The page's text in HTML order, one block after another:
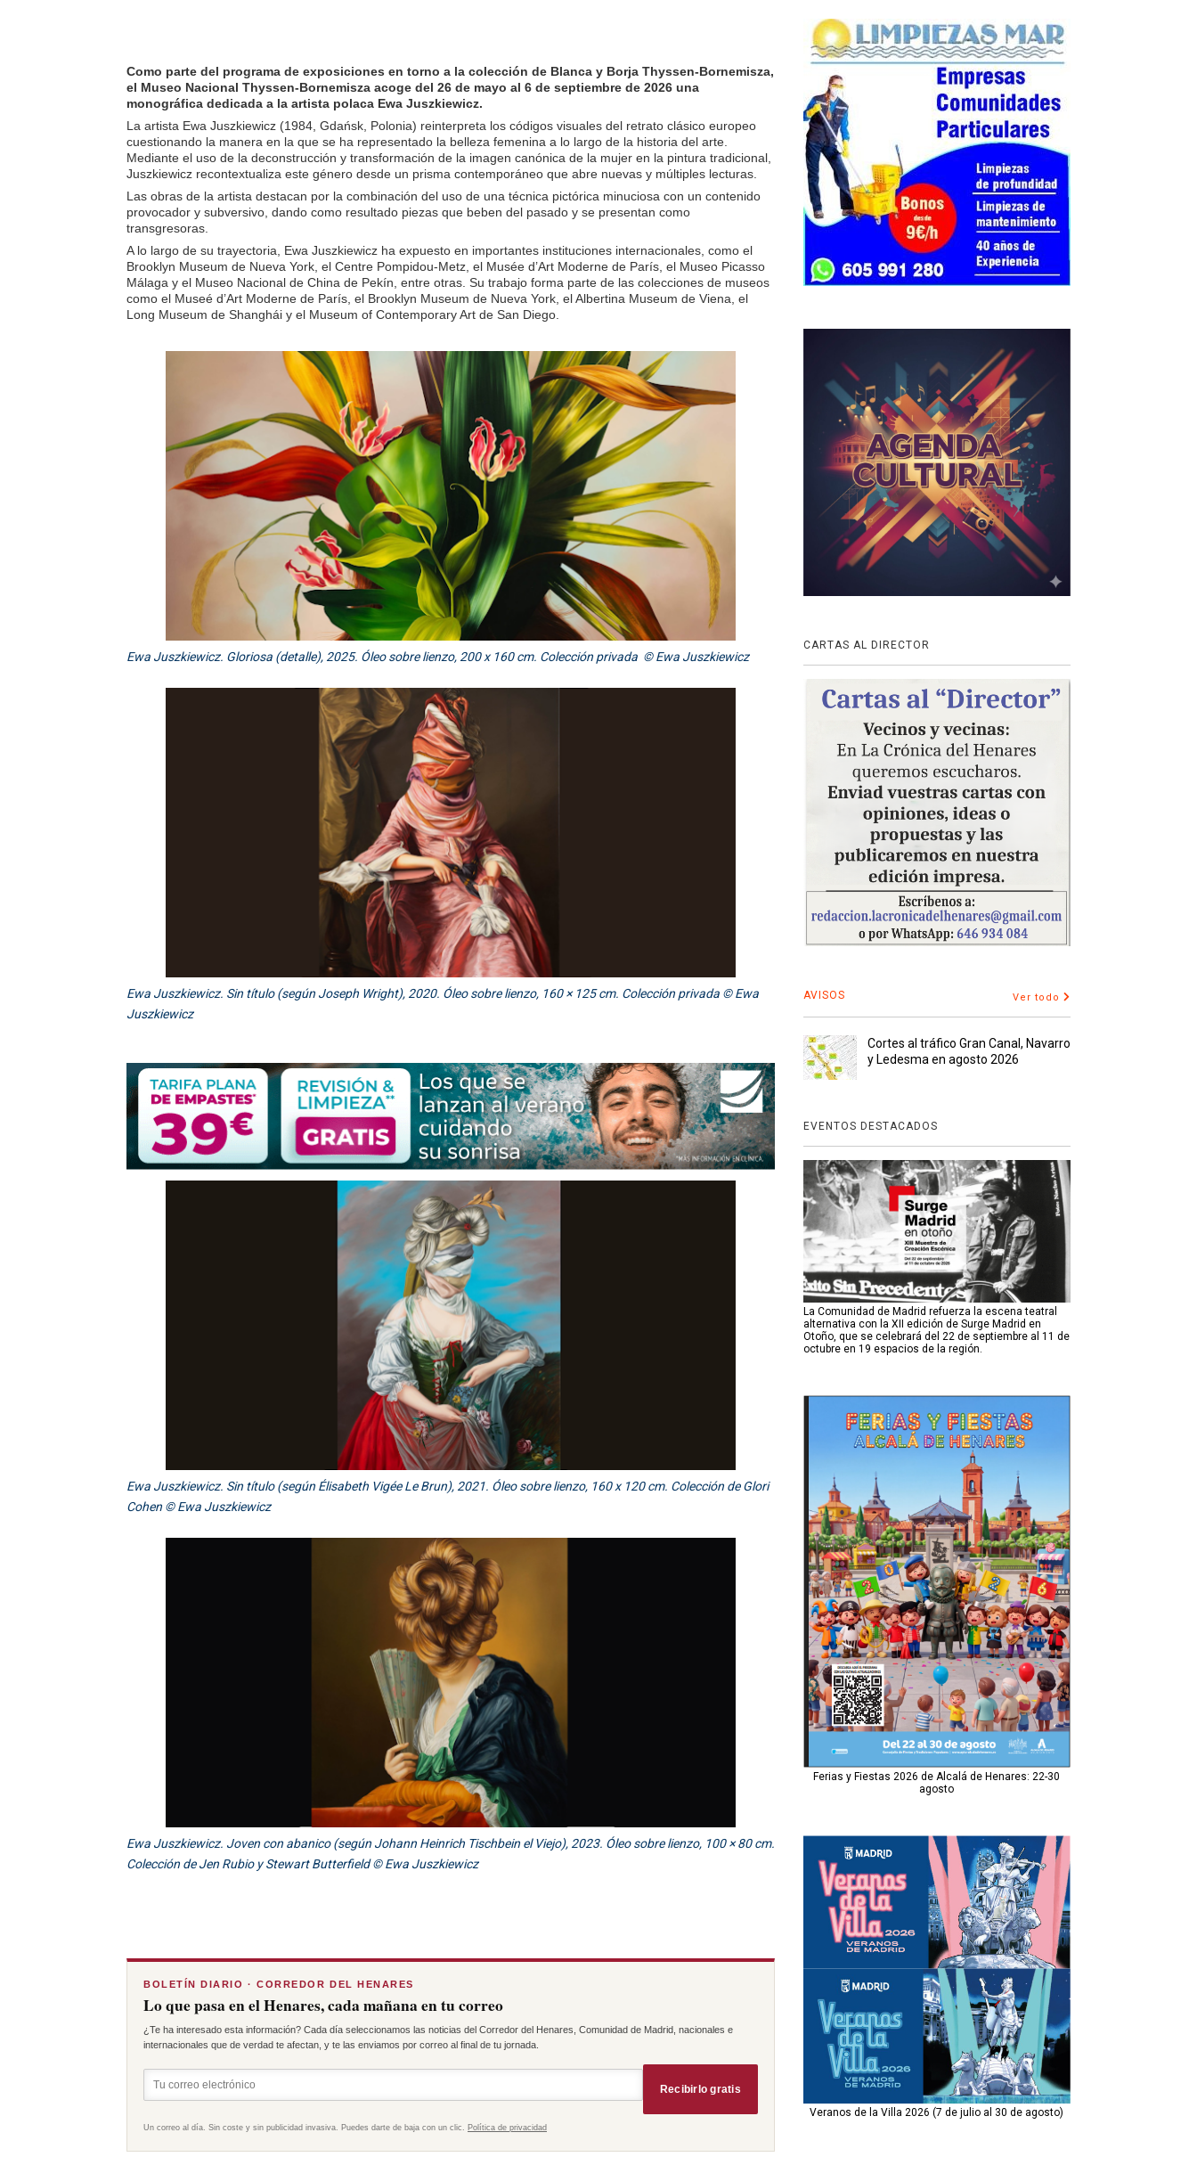
Como parte del programa de exposiciones en torno a la colección de Blanca y Borja Thyssen-Bornemisza,
el Museo Nacional Thyssen-Bornemisza acoge del 26 de mayo al 6 de septiembre de 2026 una
monográfica dedicada a la artista polaca Ewa Juszkiewicz.
La artista Ewa Juszkiewicz (1984, Gdańsk, Polonia) reinterpreta los códigos visuales del retrato clásico europeo
cuestionando la manera en la que se ha representado la belleza femenina a lo largo de la historia del arte.
Mediante el uso de la deconstrucción y transformación de la imagen canónica de la mujer en la pintura tradicional,
Juszkiewicz recontextualiza este género desde un prisma contemporáneo que abre nuevas y múltiples lecturas.
Las obras de la artista destacan por la combinación del uso de una técnica pictórica minuciosa con un contenido
provocador y subversivo, dando como resultado piezas que beben del pasado y se presentan como
transgresoras.
A lo largo de su trayectoria, Ewa Juszkiewicz ha expuesto en importantes instituciones internacionales, como el
Brooklyn Museum de Nueva York, el Centre Pompidou-Metz, el Musée d’Art Moderne de París, el Museo Picasso
Málaga y el Museo Nacional de China de Pekín, entre otras. Su trabajo forma parte de las colecciones de museos
como el Museé d’Art Moderne de París, el Brooklyn Museum de Nueva York, el Albertina Museum de Viena, el
Long Museum de Shanghái y el Museum of Contemporary Art de San Diego.
Ewa Juszkiewicz. Gloriosa (detalle), 2025. Óleo sobre lienzo, 200 x 160 cm. Colección privada © Ewa Juszkiewicz
Ewa Juszkiewicz. Sin título (según Joseph Wright), 2020. Óleo sobre lienzo, 160 × 125 cm. Colección privada © Ewa
Juszkiewicz
Ewa Juszkiewicz. Sin título (según Élisabeth Vigée Le Brun), 2021. Óleo sobre lienzo, 160 x 120 cm. Colección de Glori
Cohen © Ewa Juszkiewicz
Ewa Juszkiewicz. Joven con abanico (según Johann Heinrich Tischbein el Viejo), 2023. Óleo sobre lienzo, 100 × 80 cm.
Colección de Jen Rubio y Stewart Butterfield © Ewa Juszkiewicz
BOLETÍN DIARIO · CORREDOR DEL HENARES
Lo que pasa en el Henares, cada mañana en tu correo
¿Te ha interesado esta información? Cada día seleccionamos las noticias del Corredor del Henares, Comunidad de Madrid, nacionales e
internacionales que de verdad te afectan, y te las enviamos por correo al final de tu jornada.
Recibirlo gratis
Un correo al día. Sin coste y sin publicidad invasiva. Puedes darte de baja con un clic. Política de privacidad
CARTAS AL DIRECTOR
AVISOS Ver todo
Cortes al tráfico Gran Canal, Navarro
y Ledesma en agosto 2026
EVENTOS DESTACADOS
La Comunidad de Madrid refuerza la escena teatral
alternativa con la XII edición de Surge Madrid en
Otoño, que se celebrará del 22 de septiembre al 11 de
octubre en 19 espacios de la región.
Ferias y Fiestas 2026 de Alcalá de Henares: 22-30
agosto
Veranos de la Villa 2026 (7 de julio al 30 de agosto)